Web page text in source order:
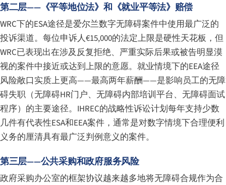
第二层——《平等地位法》和《就业平等法》赔偿
WRC下的ESA途径是爱尔兰数字无障碍案件中使用最广泛的
投诉渠道。每位申诉人€15,000的法定上限是硬性天花板，但
WRC已表现出在涉及反复拒绝、严重实际后果或被告明显漠
视的案件中接近或达到上限的意愿。就业情境下的EEA途径
风险敞口实质上更高——最高两年薪酬——是影响员工的无障
碍失职（无障碍HR门户、无障碍内部培训平台、无障碍面试
程序）的主要途径。IHREC的战略性诉讼计划每年支持少数
几件有代表性ESA和EEA案件，通常是对数字情境下合理便利
义务的厘清具有最广泛判例意义的案件。
第三层——公共采购和政府服务风险
政府采购办公室的框架协议越来越多地将无障碍合规作为合